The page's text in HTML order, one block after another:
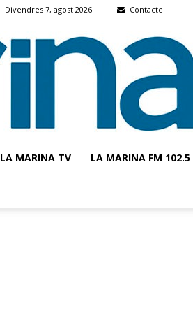
Divendres 7, agost 2026 Contacte
LA MARINA TV LA MARINA FM 102.5